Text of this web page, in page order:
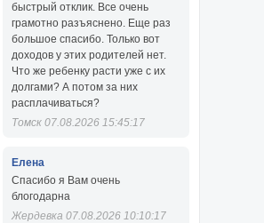
быстрый отклик. Все очень
грамотно разъяснено. Еще раз
большое спасибо. Только вот
доходов у этих родителей нет.
Что же ребенку расти уже с их
долгами? А потом за них
расплачиваться?
Томск 07.08.2026 15:45:17
Елена
Спасибо я Вам очень
блогодарна
Жердевка 07.08.2026 10:10:17